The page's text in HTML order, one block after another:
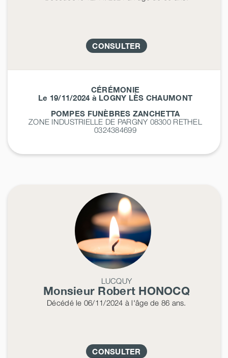
CONSULTER
CÉRÉMONIE
Le 19/11/2024 à LOGNY LÈS CHAUMONT
POMPES FUNÈBRES ZANCHETTA
ZONE INDUSTRIELLE DE PARGNY 08300 RETHEL
0324384699
LUCQUY
Monsieur Robert HONOCQ
Décédéle 06/11/2024 à l'âge de 86 ans.
CONSULTER